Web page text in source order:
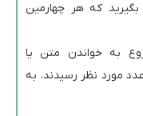
بگیرید که هر چهارمین
به خواندن متن یا
مورد نظر رسیدند، به